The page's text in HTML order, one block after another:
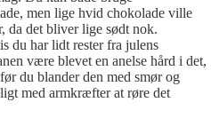
men lige hvid chokolade ville
da det bliver lige sødt nok.
du har lidt rester fra julens
være blevet en anelse hård i det,
du blander den med smør og
med armkræfter at røre det